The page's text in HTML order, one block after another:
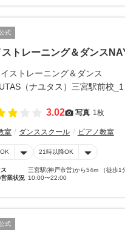
式
トレーニング＆ダンス
3.02 写真 1枚
室 ダンススクール ピアノ教室
21時以降OK
三宮駅(神戸市営)から54m （徒歩1
業状況 10:00〜22:00
式